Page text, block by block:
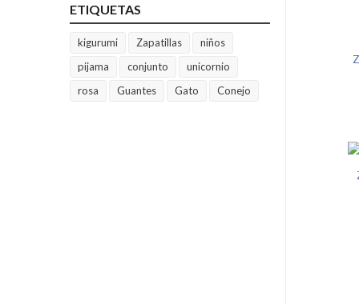
ETIQUETAS
kigurumi Zapatillas
niños
pijama
conjunto
unicornio
rosa
Guantes Gato Conejo